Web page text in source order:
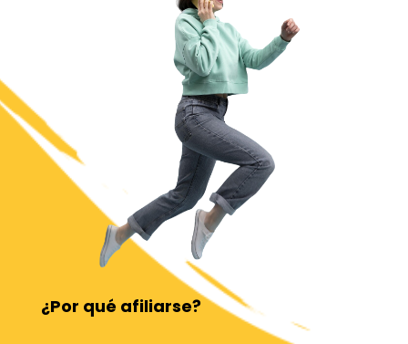
¿Por qué afiliarse?